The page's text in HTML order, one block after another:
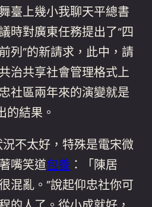
臺上幾小我聊天平總書
時對廣東任務提出了“四
列”的新請求，此中，請
治共享社會管理格式上
社區兩年來的演變就是
的結果。
不太好，特殊是電宋微
嘴笑道包養 ：「陳居
混亂。”說起仰忠社你可